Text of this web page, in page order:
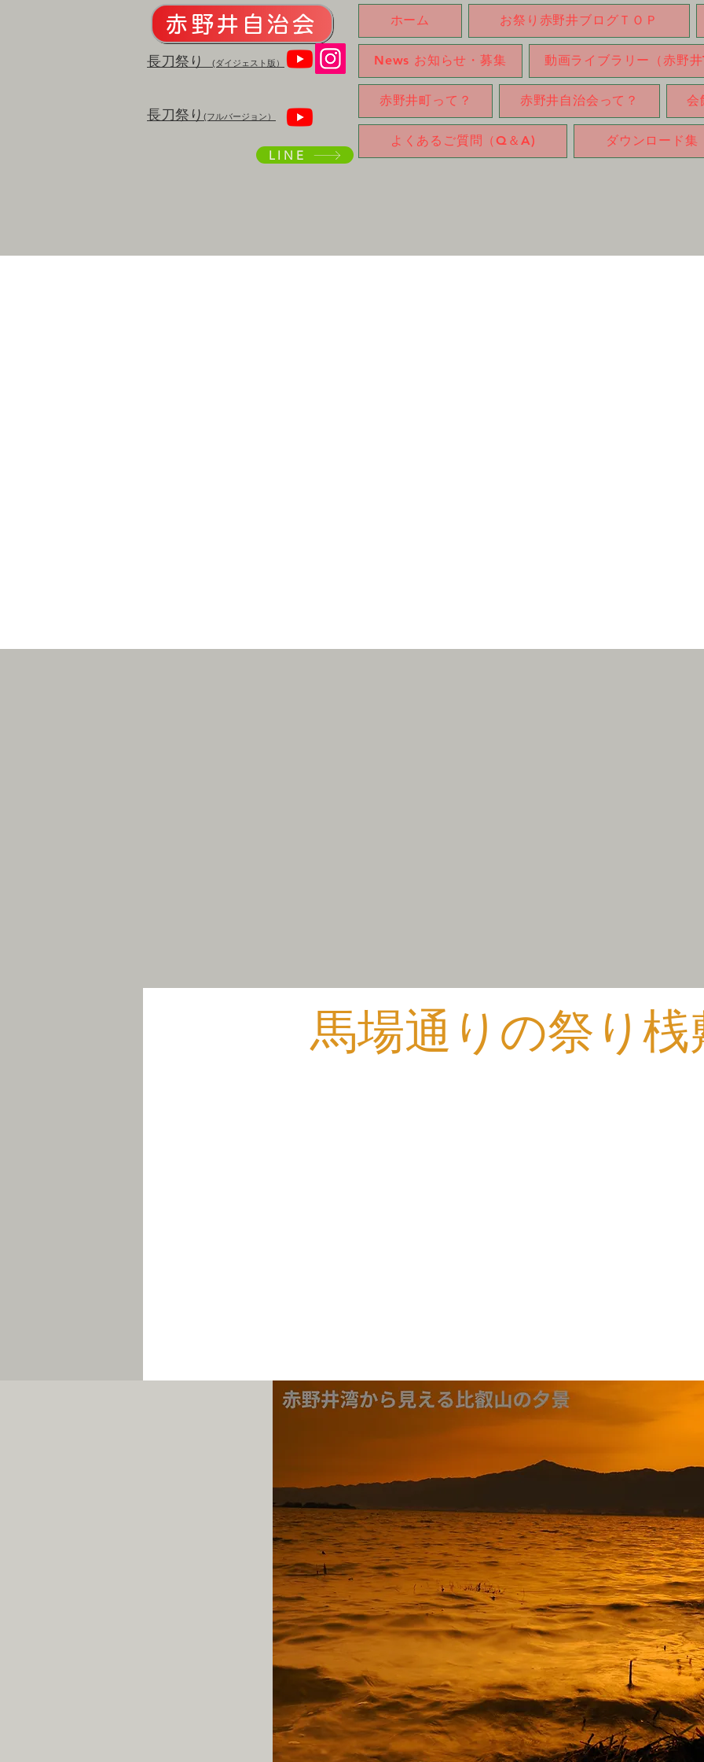
赤野井自治会
​長刀祭り (ダイジェスト版）
​長刀祭り (フルバージョン）
LINE
ホーム お祭り赤野井ブログＴＯＰ
News お知らせ・募集 動画ライブラリー（赤野
赤野井町って？ 赤野井自治会って？ 会
よくあるご質問（Q＆A) ダウンロード集
馬場通りの祭り桟